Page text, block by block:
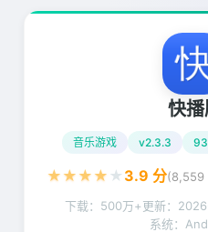
快
音乐游戏 v2.3.3
★ ★ ★ ★ ★ 3.9 分(8,559
下载：500万+更新：
系统：